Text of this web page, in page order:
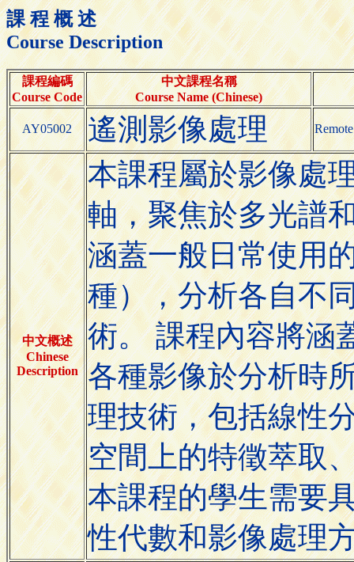
課 程 概 述
Course Description
課程編碼
Course Code
中文課程名稱
Course Name (Chinese)
AY05002 遙測影像處理
中文概述
Chinese
Description
本課程屬於影像處
軸，聚焦於多光譜
涵蓋一般日常使用
種），分析各自不
術。 課程內容將涵
各種影像於分析時
理技術，包括線性
空間上的特徵萃取
本課程的學生需要
性代數和影像處理